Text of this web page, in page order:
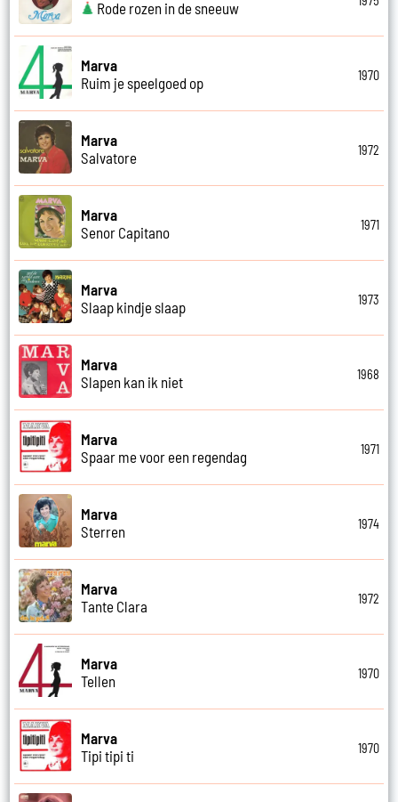
Rode rozen in de sneeuw
Marva
Ruim je speelgoed op
1970
Marva
Salvatore
1972
Marva
Senor Capitano
1971
Marva
Slaap kindje slaap
1973
Marva
Slapen kan ik niet
1968
Marva
Spaar me voor een regendag
1971
Marva
Sterren
1974
Marva
Tante Clara
1972
Marva
Tellen
1970
Marva
Tipi tipi ti
1970